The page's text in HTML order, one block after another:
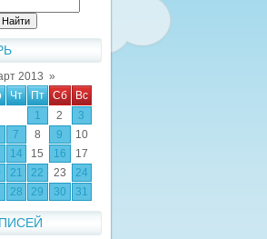
2013 »
Чт Пт Сб
Вс
1
2
3
7 8 9
10
14 15 16
17
21 22 23
24
28 29 30 31